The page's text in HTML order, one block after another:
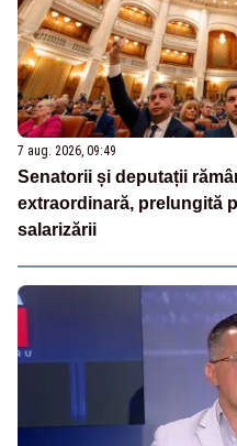
7 aug. 2026, 09:49
Senatorii și deputații
extraordinară, prelungită
salarizării